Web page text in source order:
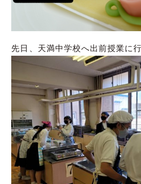
先日、天満中学校へ出前授業に